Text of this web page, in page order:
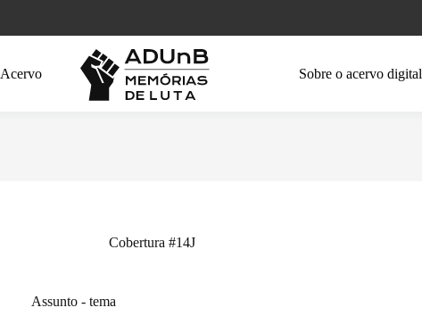
Acervo Sobre o acervo digital
Cobertura #14J
Assunto - tema